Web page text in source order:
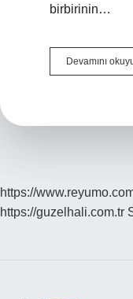
birbirinin…
Devamını
https://
https://guzelhali.com.tr